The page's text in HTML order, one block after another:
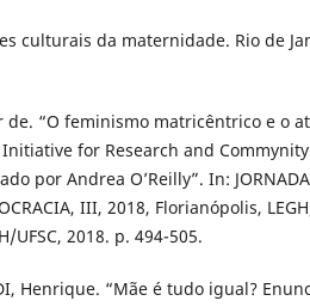
culturais da maternidade. Rio de
de. “O feminismo matricêntrico e o
for Research and Commynity
por Andrea O’Reilly”. In:
III, 2018, Florianópolis,
UFSC, 2018. p. 494-505.
Henrique. “Mãe é tudo igual?